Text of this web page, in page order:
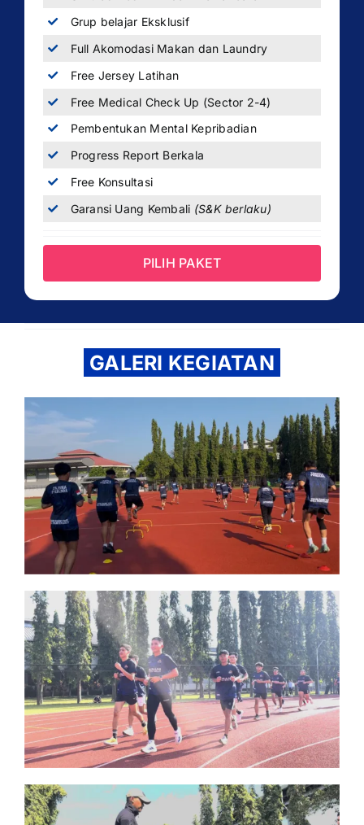
Grup belajar Eksklusif
Full Akomodasi Makan dan Laundry
Free Jersey Latihan
Free Medical Check Up (Sector 2-4)
Pembentukan Mental Kepribadian
Progress Report Berkala
Free Konsultasi
Garansi Uang Kembali (S&K berlaku)
PILIH PAKET
GALERI KEGIATAN